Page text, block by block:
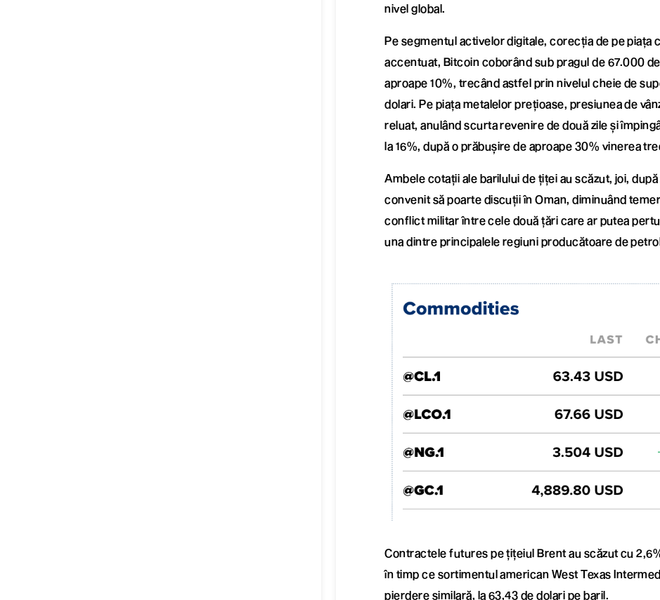
nivel global.
Pe segmentul activelor digitale, corecția de pe piața
accentuat, Bitcoin coborând sub pragul de 67.000
aproape 10%, trecând astfel prin nivelul cheie de
dolari. Pe piața metalelor prețioase, presiunea de
reluat, anulând scurta revenire de două zile și
la 16%, după o prăbușire de aproape 30% vinerea
Ambele cotații ale barilului de țiței au scăzut, joi, după
convenit să poarte discuții în Oman, diminuând
conflict militar între cele două țări care ar putea
una dintre principalele regiuni producătoare de
Contractele futures pe țițeiul Brent au scăzut cu
în timp ce sortimentul american West Texas
pierdere similară, la 63,43 de dolari pe baril.